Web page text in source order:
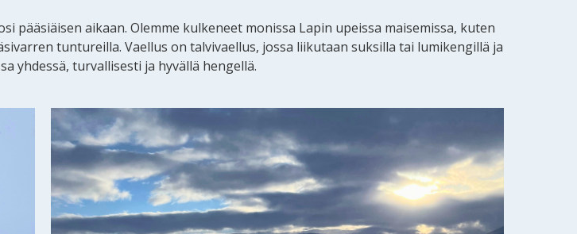
aikaan. Olemme kulkeneet monissa Lapin upeissa maisemissa, kuten
tuntureilla. Vaellus on talvivaellus, jossa liikutaan suksilla tai lumikengillä ja
yhdessä, turvallisesti ja hyvällä hengellä.